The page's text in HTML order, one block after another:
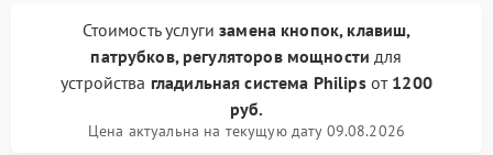
Стоимость услугизамена кнопок, клавиш,
патрубков, регуляторов мощностидля
устройства гладильная система Philipsот 1200
руб.
Цена актуальна на текущую дату 09.08.2026